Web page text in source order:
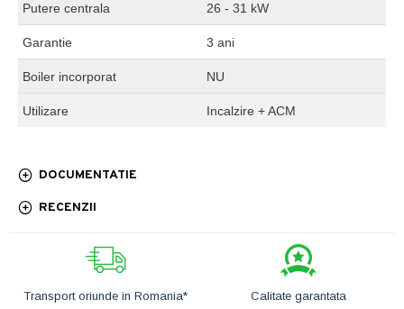
Transport oriunde in Romania* Calitate garantata
Putere centrala 26 - 31 kW
Garantie 3 ani
Boiler incorporat NU
Utilizare Incalzire + ACM
DOCUMENTATIE
RECENZII